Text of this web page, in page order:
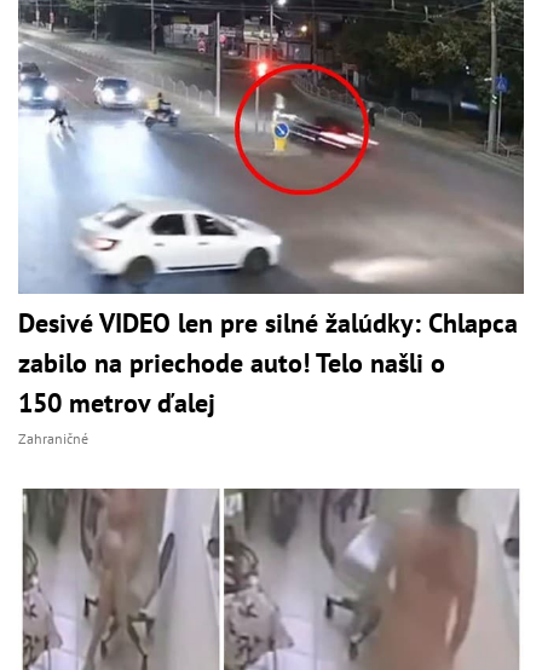
Desivé VIDEO len pre silné žalúdky: Chlapca
zabilo na priechode auto! Telo našli o
150 metrov ďalej
Zahraničné